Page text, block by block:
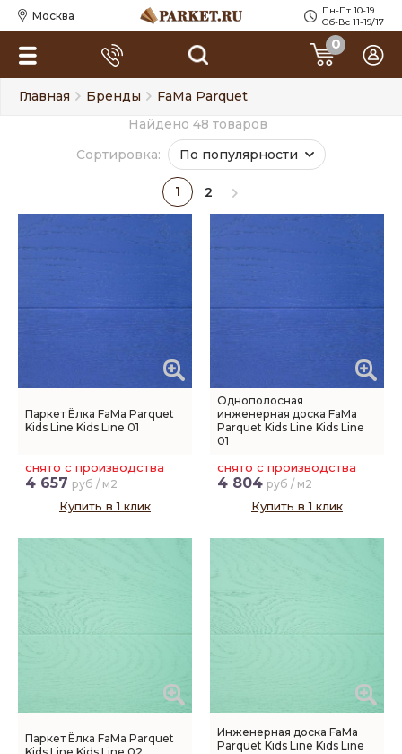
Москва
Пн-Пт 10-19
Сб-Вс 11-19/17
0
Главная Бренды
FaMa Parquet
Найдено 48 товаров
1 2
Сортировка: По популярности
Паркет Ёлка FaMa Parquet
Kids Line Kids Line 01
снято с производства
4 657 руб / м2
Купить в 1 клик
Однополосная
инженерная доска FaMa
Parquet Kids Line Kids Line
01
снято с производства
4 804 руб / м2
Купить в 1 клик
Паркет Ёлка FaMa Parquet
Инженерная доска FaMa
Parquet Kids Line Kids Line